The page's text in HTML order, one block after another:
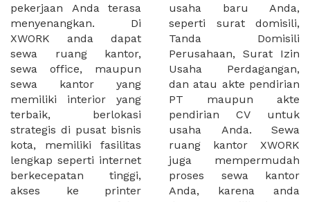
pekerjaan Anda terasa
menyenangkan. Di
XWORK anda dapat
sewa ruang kantor,
sewa office, maupun
sewa kantor yang
memiliki interior yang
terbaik, berlokasi
strategis di pusat bisnis
kota, memiliki fasilitas
lengkap seperti internet
berkecepatan tinggi,
akses ke printer
usaha baru Anda,
seperti surat domisili,
Tanda Domisili
Perusahaan, Surat Izin
Usaha Perdagangan,
dan atau akte pendirian
PT maupun akte
pendirian CV untuk
usaha Anda. Sewa
ruang kantor XWORK
juga mempermudah
proses sewa kantor
Anda, karena anda